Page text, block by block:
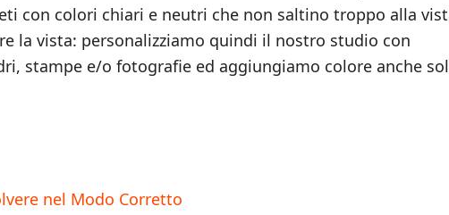
con colori chiari e neutri che non saltino troppo alla
la vista: personalizziamo quindi il nostro studio con
stampe e/o fotografie ed aggiungiamo colore anche
nel Modo Corretto